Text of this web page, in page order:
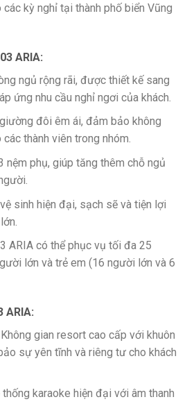
kỳ nghỉ tại thành phố biển Vũng
ARIA:
ngủ rộng rãi, được thiết kế sang
ứng nhu cầu nghỉ ngơi của khách.
đôi êm ái, đảm bảo không
thành viên trong nhóm.
nệm phụ, giúp tăng thêm chỗ ngủ
sinh hiện đại, sạch sẽ và tiện lợi
ARIA có thể phục vụ tối đa 25
lớn và trẻ em (16 người lớn và 6
ARIA:
gian resort cao cấp với khuôn
sự yên tĩnh và riêng tư cho khách
thống karaoke hiện đại với âm thanh